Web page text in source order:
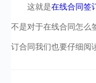
这就是在线合同签
不是对于在线合同怎么
订合同我们也要仔细阅